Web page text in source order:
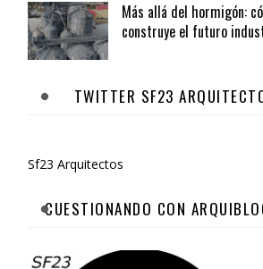
Más allá del hormigón:
construye el futuro
TWITTER SF23
Sf23 Arquitectos
CUESTIONANDO CON